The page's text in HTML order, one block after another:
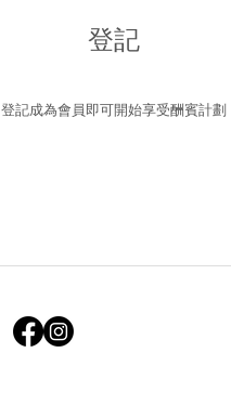
登記
登記成為會員即可開始享受酬賓計劃